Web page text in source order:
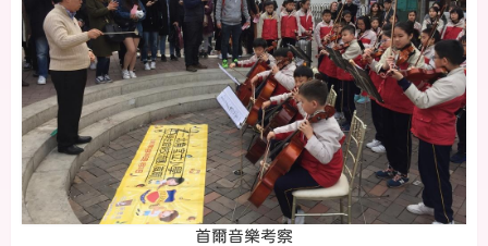
首爾音樂考察